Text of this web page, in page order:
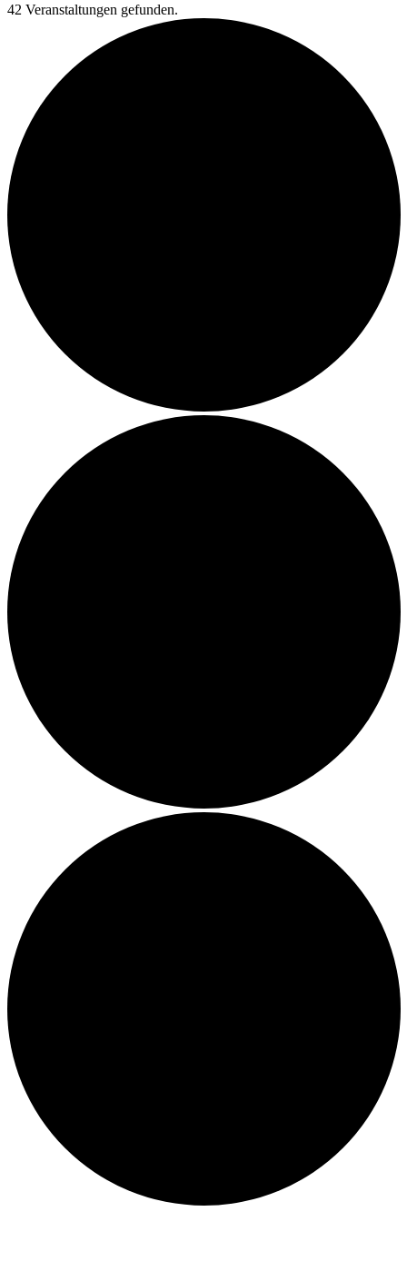
42 Veranstaltungen gefunden.